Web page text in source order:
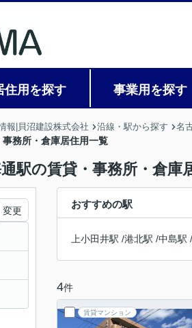
住用を探す 事業用を探す
報|貝沼建設株式会社 沿線・駅から探す 名
務所・倉庫居住用一覧
駅の賃貸・事務所・倉庫
おすすめの駅
上小田井駅 /港北駅 /中島駅 /
4件
賃貸マンション
変更